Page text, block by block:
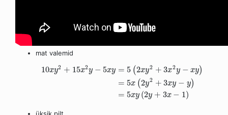
mat valemid
10xy2 + 15x2y − 5xy =
=
=
5 (2xy2 + 3x2y − xy)
5x (2y2 + 3xy − y)
5xy (2y + 3x − 1)
üksik pilt